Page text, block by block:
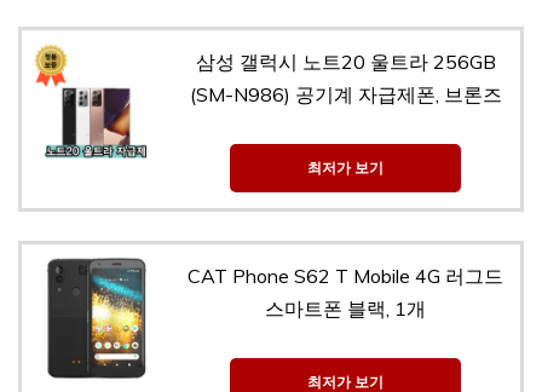
삼성 갤럭시 노트20 울트라 256GB
(SM-N986) 공기계 자급제폰, 브론즈
최저가 보기
CAT Phone S62 T Mobile 4G 러그드
스마트폰 블랙, 1개
최저가 보기